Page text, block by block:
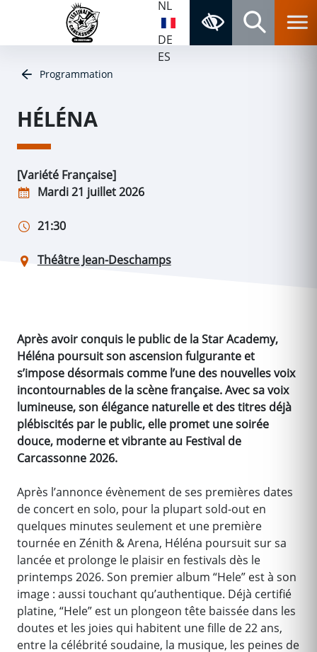
Aller au contenu
Aller au menu
Navigation principaleRetour à la page d'accueil
NL
DE
ES
Accessibilité
Programmation
HÉLÉNA
[Variété Française]
Mardi 21 juillet 2026
21:30
Théâtre Jean-Deschamps
Après avoir conquis le public de la Star Academy,
Héléna poursuit son ascension fulgurante et
s’impose désormais comme l’une des nouvelles voix
incontournables de la scène française. Avec sa voix
lumineuse, son élégance naturelle et des titres déjà
plébiscités par le public, elle promet une soirée
douce, moderne et vibrante au Festival de
Carcassonne 2026.
Après l’annonce évènement de ses premières dates
de concert en solo, pour la plupart sold-out en
quelques minutes seulement et une première
tournée en Zénith & Arena, Héléna poursuit sur sa
lancée et prolonge le plaisir en festivals dès le
printemps 2026. Son premier album “Hele” est à son
image : aussi touchant qu’authentique. Déjà certifié
platine, “Hele” est un plongeon tête baissée dans les
doutes et les joies qui habitent une fille de 22 ans,
entre la célébrité soudaine, la musique, les peines de
Panneau de gestion des cookies